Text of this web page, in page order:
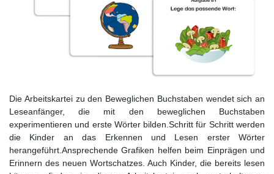
Die Arbeitskartei zu den Beweglichen Buchstaben wendet sich an
Leseanfänger, die mit den beweglichen Buchstaben
experimentieren und erste Wörter bilden.Schritt für Schritt werden
die Kinder an das Erkennen und Lesen erster Wörter
herangeführt.Ansprechende Grafiken helfen beim Einprägen und
Erinnern des neuen Wortschatzes. Auch Kinder, die bereits lesen